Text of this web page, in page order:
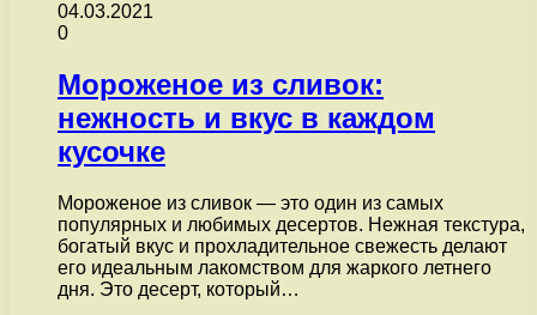
04.03.2021
0
Мороженое из сливок:
нежность и вкус в каждом
кусочке
Мороженое из сливок — это один из самых
популярных и любимых десертов. Нежная текстура,
богатый вкус и прохладительное свежесть делают
его идеальным лакомством для жаркого летнего
дня. Это десерт, который…